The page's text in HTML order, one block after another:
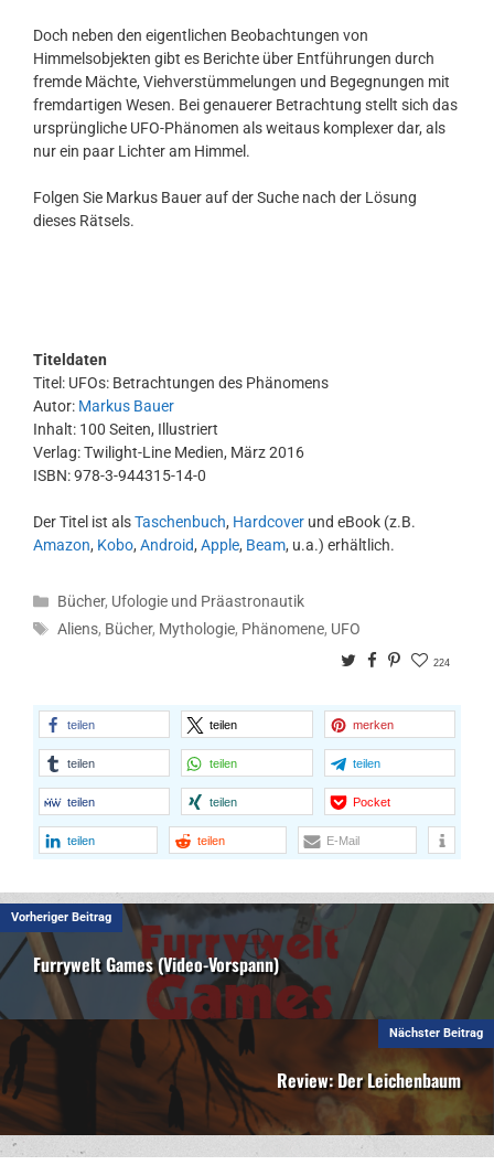
Doch neben den eigentlichen Beobachtungen von
Himmelsobjekten gibt es Berichte über Entführungen durch
fremde Mächte, Viehverstümmelungen und Begegnungen mit
fremdartigen Wesen. Bei genauerer Betrachtung stellt sich das
ursprüngliche UFO-Phänomen als weitaus komplexer dar, als
nur ein paar Lichter am Himmel.
Folgen Sie Markus Bauer auf der Suche nach der Lösung
dieses Rätsels.
Titeldaten
Titel: UFOs: Betrachtungen des Phänomens
Autor: Markus Bauer
Inhalt: 100 Seiten, Illustriert
Verlag: Twilight-Line Medien, März 2016
ISBN: 978-3-944315-14-0
Der Titel ist alsTaschenbuch, Hardcover und eBook (z.B.
Amazon, Kobo, Android, Apple, Beam, u.a.) erhältlich.
Kategorien
Bücher, Ufologie und Präastronautik
Schlagwörter
Aliens, Bücher, Mythologie, Phänomene, UFO
TwitterFacebook
Pinterest
224
teilen teilen merken
teilen teilen teilen
teilen teilen Pocket
teilen teilen E-Mail
Vorheriger Beitrag
Furrywelt Games (Video-Vorspann)
Nächster Beitrag
Review: Der Leichenbaum